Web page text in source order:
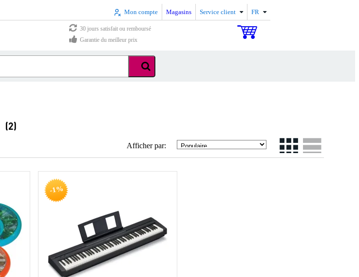
Mon compte Magasins Service client FR
30 jours satisfait ou remboursé
Garantie du meilleur prix
(2)
Afficher par:
-1%